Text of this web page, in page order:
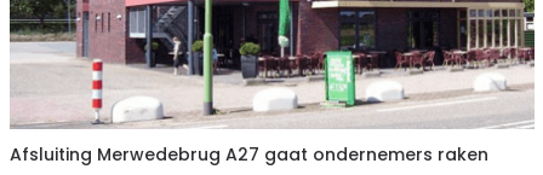
Afsluiting Merwedebrug A27 gaat ondernemers raken